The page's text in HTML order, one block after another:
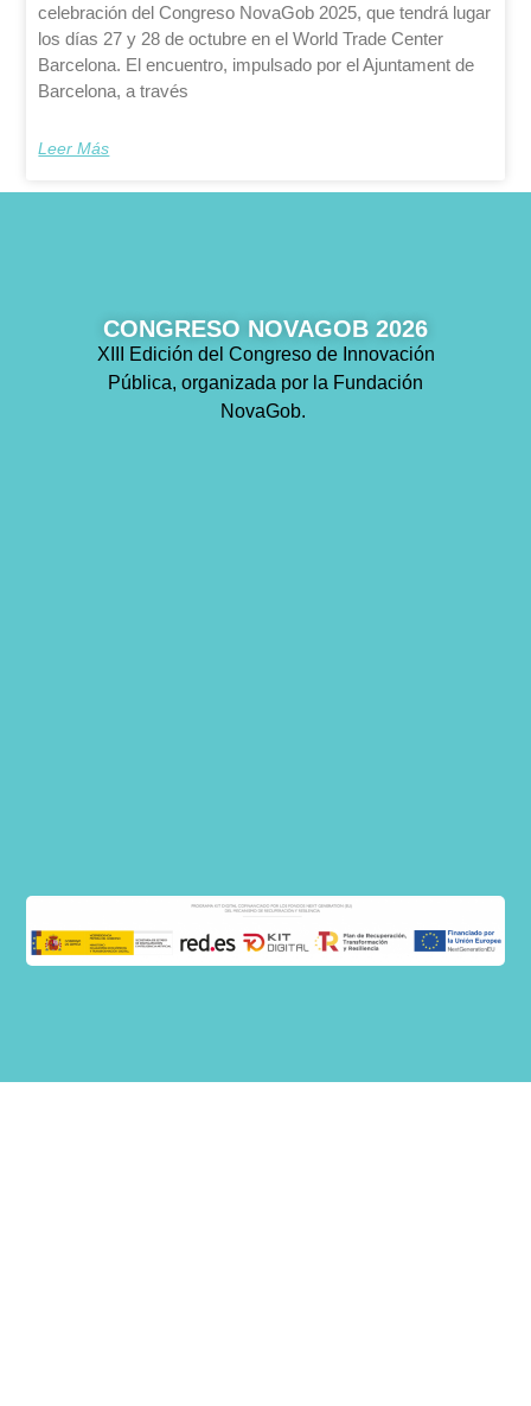
celebración del Congreso NovaGob 2025, que tendrá lugar
los días 27 y 28 de octubre en el World Trade Center
Barcelona. El encuentro, impulsado por el Ajuntament de
Barcelona, a través
Leer Más
CONGRESO NOVAGOB 2026
XIII Edición del Congreso de Innovación
Pública, organizada por la Fundación
NovaGob.